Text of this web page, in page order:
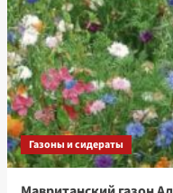
5
кг
(Лучшая
цена)
Газоны и сидераты